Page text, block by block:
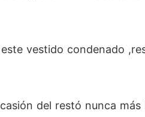
vestido condenado
del restó nunca más